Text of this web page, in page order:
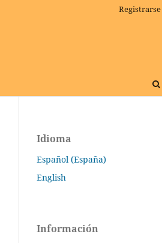
Registrarse
Idioma
Español (España)
English
Información